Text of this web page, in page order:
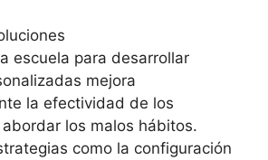
escuela para desarrollar
mejora
la efectividad de los
los malos hábitos.
como la configuración